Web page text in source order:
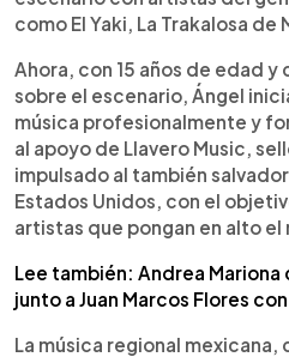
como El Yaki, La Trakalosa de
Ahora, con 15 años de edad y
sobre el escenario, Ángel
música profesionalmente y
al apoyo de Llavero Music,
impulsado al también
Estados Unidos, con el
artistas que pongan en alto el
Lee también: Andrea
junto a Juan Marcos Flores
La música regional mexicana,